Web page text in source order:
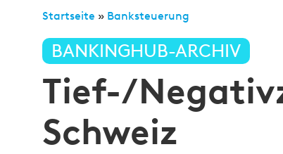
Startseite » Banksteuerung
BANKINGHUB-ARCHIV
Tief-/
Schweiz